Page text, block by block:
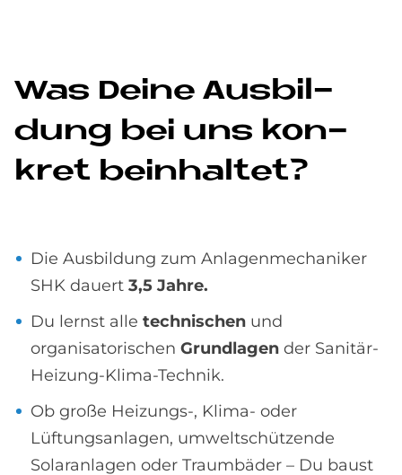
Was De­i­ne Aus­bil­
dung bei uns kon­
kret be­inhal­tet?
Die Ausbildung zum Anlagenmechaniker
SHK dauert 3,5 Jahre.
Du lernst alle technischen und
organisatorischen Grundlagen der Sanitär-
Heizung-Klima-Technik.
Ob große Heizungs-, Klima- oder
Lüftungsanlagen, umweltschützende
Solaranlagen oder Traumbäder – Du baust